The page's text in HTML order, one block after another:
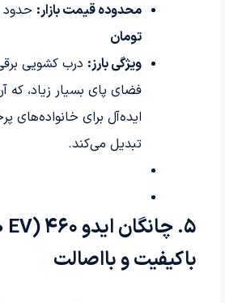
محدوده قیمت بازار: حدود
تومان
ویژگی بارز: درب کشویی
فضای پای بسیار زیاد، که
ایده‌آل برای خانواده‌های
تبدیل می‌کند.
۵. چانگان ایدو۴۶۰(Eado 460 EV)
باکیفیت و بااصالت